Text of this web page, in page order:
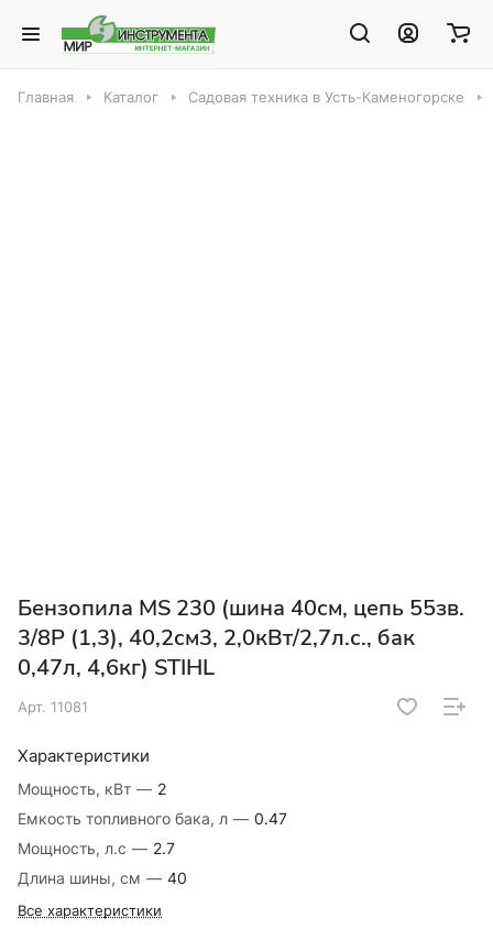
Главная Каталог Садовая техника в Усть-Каменогорске
Бензопила MS 230 (шина 40см, цепь 55зв.
3/8Р (1,3), 40,2см3, 2,0кВт/2,7л.с., бак
0,47л, 4,6кг) STIHL
Арт. 11081
Характеристики
Мощность, кВт — 2
Емкость топливного бака, л — 0.47
Мощность, л.с — 2.7
Длина шины, см — 40
Все характеристики